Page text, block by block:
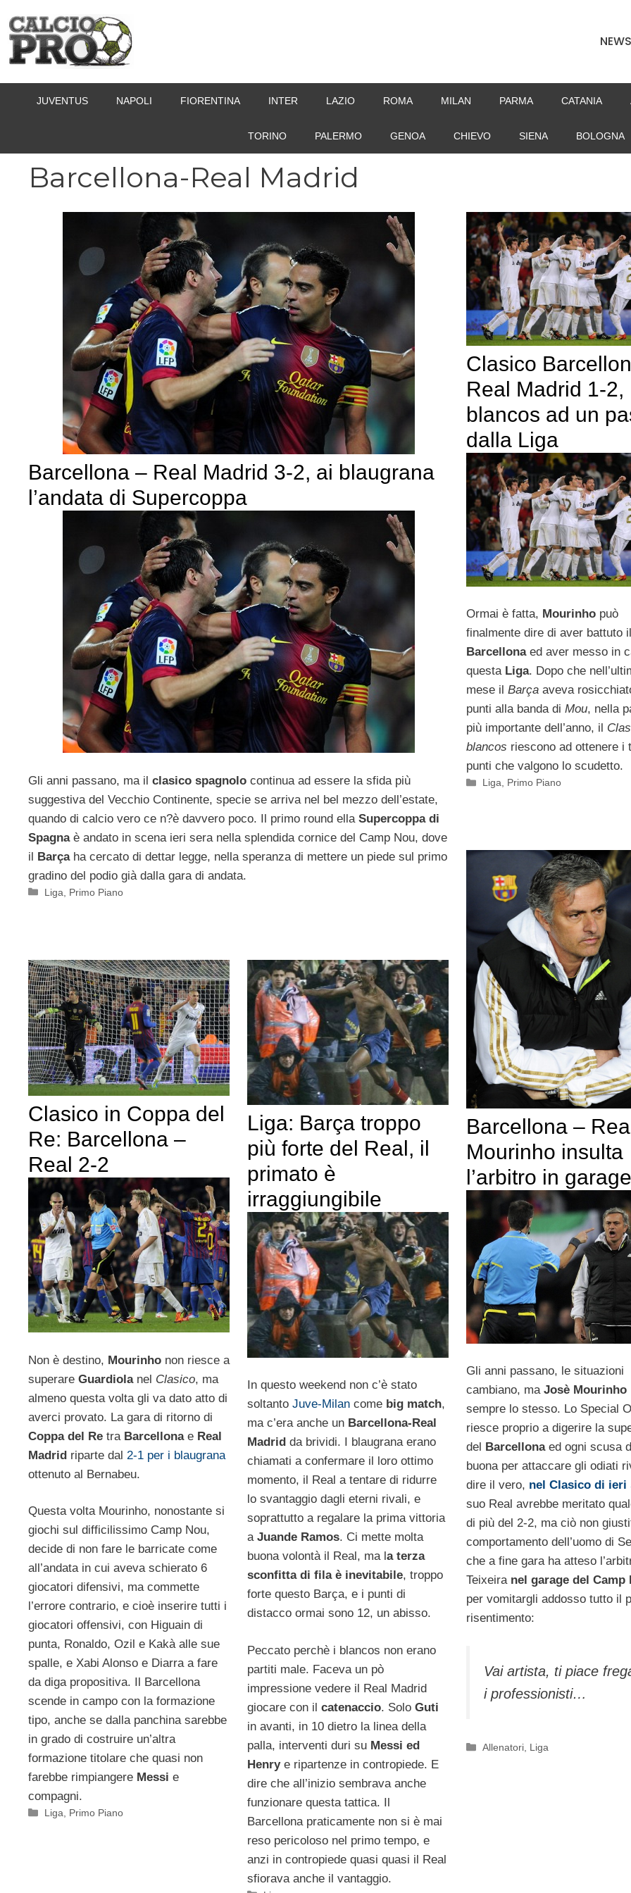
contenuto
NEWS
JUVENTUS NAPOLI FIORENTINA INTER LAZIO ROMA MILAN PARMA CATANIA
TORINO PALERMO GENOA CHIEVO SIENA BOLOGNA
Barcellona-Real Madrid
Barcellona – Real Madrid 3-2, ai blaugrana
l’andata di Supercoppa
Gli anni passano, ma il clasico spagnolo continua ad essere la sfida più
suggestiva del Vecchio Continente, specie se arriva nel bel mezzo dell’estate,
quando di calcio vero ce n?è davvero poco. Il primo round ella Supercoppa di
Spagnaè andato in scena ieri sera nella splendida cornice del Camp Nou, dove
il Barçaha cercato di dettar legge, nella speranza di mettere un piede sul primo
gradino del podio già dalla gara di andata.
Categorie
Liga Primo Piano
Clasico
Real Madrid 1-2,
blancos ad un
dalla Liga
Ormai è fatta, Mourinhopuò
finalmente dire di aver battuto il
Barcellonaed aver messo in
questa Liga. Dopo che
mese il Barçaaveva
punti alla banda di Mou, nella
più importante dell’anno, il
blancos riescono ad ottenere i
punti che valgono lo scudetto.
Categorie
Liga, Primo Piano
Barcellona –
Mourinho insulta
l’arbitro in garage
Gli anni passano, le situazioni
cambiano, maJosè Mourinho
sempre lo stesso. Lo Special
riesce proprio a digerire la
del Barcellonaed ogni scusa
buona per attaccare gli odiati
dire il vero, nel Clasico di ieri
suo Real avrebbe meritato
di più del 2-2, ma ciò non
comportamento dell’uomo di
che a fine gara ha atteso
Teixeiranel garage del Camp
per vomitargli addosso tutto il
risentimento:
Vai artista, ti piace
i professionisti…
Categorie
Allenatori Liga
Clasico in Coppa del
Re: Barcellona –
Real 2-2
Non è destino, Mourinho non riesce a
superare Guardiolanel Clasico, ma
almeno questa volta gli va dato atto di
averci provato. La gara di ritorno di
Coppa del Re tra Barcellonae Real
Madrid riparte dal 2-1 per i blaugrana
ottenuto al Bernabeu.
Questa volta Mourinho, nonostante si
giochi sul difficilissimo Camp Nou,
decide di non fare le barricate come
all’andata in cui aveva schierato 6
giocatori difensivi, ma commette
l’errore contrario, e cioè inserire tutti i
giocatori offensivi, con Higuain di
punta, Ronaldo, Ozil e Kakà alle sue
spalle, e Xabi Alonso e Diarra a fare
da diga propositiva. Il Barcellona
scende in campo con la formazione
tipo, anche se dalla panchina sarebbe
in grado di costruire un’altra
formazione titolare che quasi non
farebbe rimpiangere Messi e
compagni.
Categorie
Liga Primo Piano
Liga: Barça troppo
più forte del Real, il
primato è
irraggiungibile
In questo weekend non c’è stato
soltanto Juve-Milancomebig match,
ma c’era anche un Barcellona-Real
Madridda brividi. I blaugrana erano
chiamati a confermare il loro ottimo
momento, il Real a tentare di ridurre
lo svantaggio dagli eterni rivali, e
soprattutto a regalare la prima vittoria
a Juande Ramos. Ci mette molta
buona volontà il Real, ma la terza
sconfitta di fila è inevitabile, troppo
forte questo Barça, e i punti di
distacco ormai sono 12, un abisso.
Peccato perchè i blancos non erano
partiti male. Faceva un pò
impressione vedere il Real Madrid
giocare con il catenaccio. Solo Guti
in avanti, in 10 dietro la linea della
palla, interventi duri su Messi ed
Henry e ripartenze in contropiede. E
dire che all’inizio sembrava anche
funzionare questa tattica. Il
Barcellona praticamente non si è mai
reso pericoloso nel primo tempo, e
anzi in contropiede quasi quasi il Real
sfiorava anche il vantaggio.